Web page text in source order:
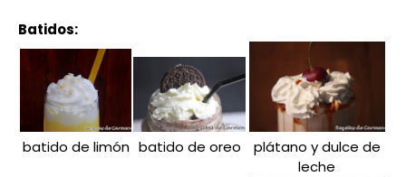
Batidos:
batido de limón batido de oreo
plátano y dulce de
leche